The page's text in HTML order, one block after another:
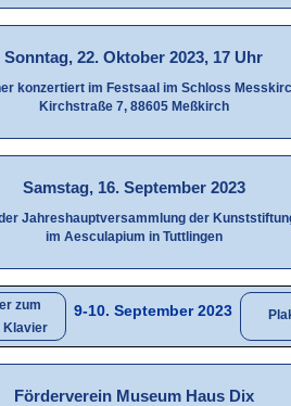
Sonntag, 22. Oktober 2023, 17 Uhr
konzertiert im Festsaal im Schloss
Kirchstraße 7, 88605 Meßkirch
Samstag, 16. September 2023
Jahreshauptversammlung der
im Aesculapium in Tuttlingen
zum
Klavier
9-10. September 2023
Förderverein Museum Haus Dix